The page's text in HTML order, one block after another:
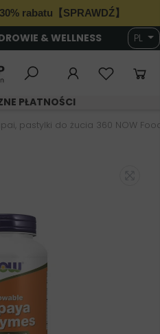
rabatu【SPRAWDŹ】
& WELLNESS PL
PŁATNOŚCI
pastylki do żucia 360 NOW